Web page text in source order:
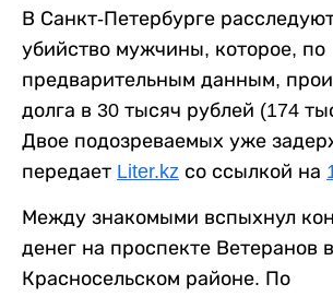
В Санкт-Петербурге
убийство мужчины, которое, по
предварительным данным,
долга в 30 тысяч рублей (174
Двое подозреваемых уже
передает Liter.kz со ссылкой на
Между знакомыми вспыхнул
денег на проспекте Ветеранов в
Красносельском районе. По